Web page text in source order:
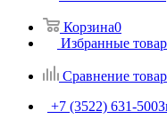
Корзина0
Избранные
Сравнение
+7 (3522) 631-500